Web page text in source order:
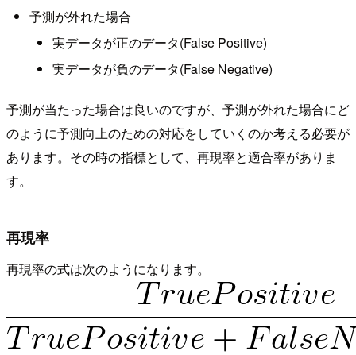
予測が外れた場合
実データが正のデータ(False Positive)
実データが負のデータ(False Negative)
予測が当たった場合は良いのですが、予測が外れた場合にど
のように予測向上のための対応をしていくのか考える必要が
あります。その時の指標として、再現率と適合率がありま
す。
再現率
再現率の式は次のようになります。